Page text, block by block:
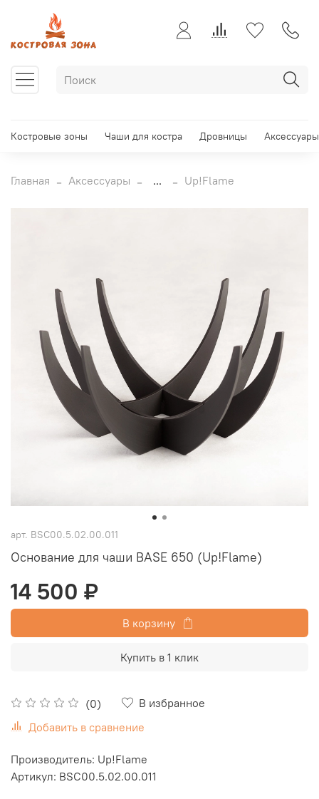
Костровые зоны Чаши для костра Дровницы Аксессуары
Главная Аксессуары ... Up!Flame
арт. ВSC00.5.02.00.011
Основание для чаши BASE 650 (Up!Flame)
(0)
В избранное
Добавить в сравнение
14 500 ₽
В корзину
Купить в 1 клик
Производитель: Up!Flame
Артикул: ВSC00.5.02.00.011